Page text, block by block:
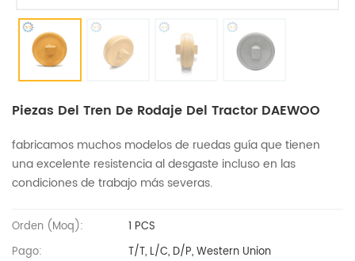
Piezas Del Tren De Rodaje Del Tractor DAEWOO
fabricamos muchos modelos de ruedas guía que tienen
una excelente resistencia al desgaste incluso en las
condiciones de trabajo más severas.
Orden (moq):
1 PCS
Pago:
T/T, L/C, D/P, Western Union